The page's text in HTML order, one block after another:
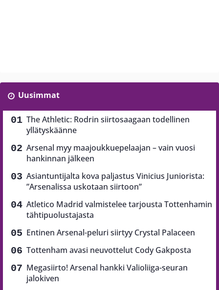
Uusimmat
The Athletic: Rodrin siirtosaagaan todellinen
yllätyskäänne
Arsenal myy maajoukkuepelaajan – vain vuosi
hankinnan jälkeen
Asiantuntijalta kova paljastus Vinicius Juniorista:
”Arsenalissa uskotaan siirtoon”
Atletico Madrid valmistelee tarjousta Tottenhamin
tähtipuolustajasta
Entinen Arsenal-peluri siirtyy Crystal Palaceen
Tottenham avasi neuvottelut Cody Gakposta
Megasiirto! Arsenal hankki Valioliiga-seuran
jalokiven